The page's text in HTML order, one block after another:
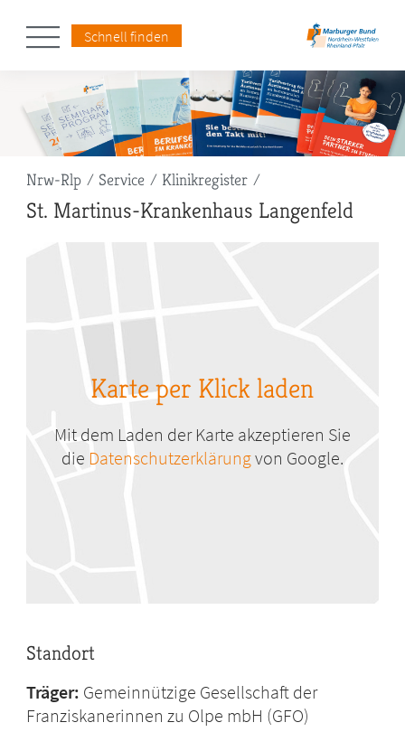
Schnell finden
Pfadnavigation
Nrw-Rlp Service Klinikregister
St. Martinus-Krankenhaus Langenfeld
Karte per Klick laden
Mit dem Laden der Karte akzeptieren Sie
die Datenschutzerklärungvon Google.
Standort
Träger: Gemeinnützige Gesellschaft der
Franziskanerinnen zu Olpe mbH (GFO)